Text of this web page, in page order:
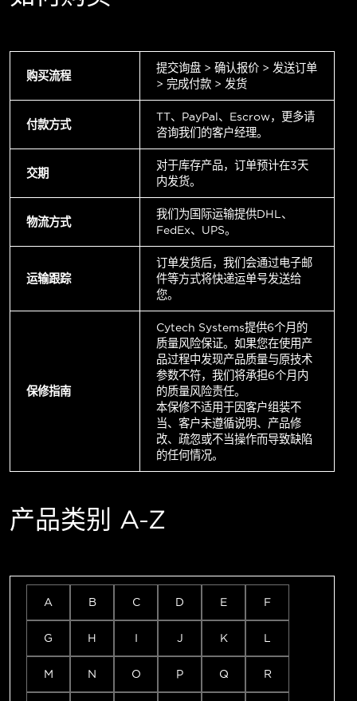
购买流程
提交询盘 > 确认报价 > 发送订单
> 完成付款 > 发货
付款方式
TT、PayPal、Escrow，更多请
咨询我们的客户经理。
交期
对于库存产品，订单预计在3天
内发货。
物流方式
我们为国际运输提供DHL、
FedEx、UPS。
运输跟踪
订单发货后，我们会通过电子邮
件等方式将快递运单号发送给
您。
保修指南
Cytech Systems提供6个月的
质量风险保证。如果您在使用产
品过程中发现产品质量与原技术
参数不符，我们将承担6个月内
的质量风险责任。
本保修不适用于因客户组装不
当、客户未遵循说明、产品修
改、疏忽或不当操作而导致缺陷
的任何情况。
产品类别 A-Z
A B C D E F
G H I J K L
M N O P Q R